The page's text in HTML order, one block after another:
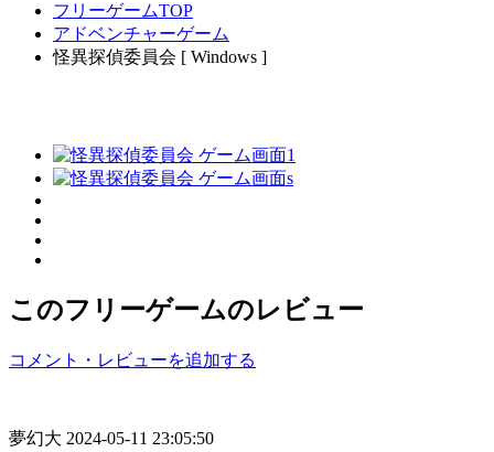
フリーゲームTOP
アドベンチャーゲーム
怪異探偵委員会 [ Windows ]
このフリーゲームのレビュー
コメント・レビューを追加する
夢幻大 2024-05-11 23:05:50